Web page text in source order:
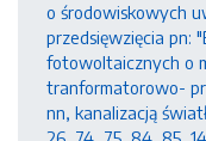
o środowiskowych
przedsięwzięcia pn:
fotowoltaicznych o
tranformatorowo-
nn, kanalizacją